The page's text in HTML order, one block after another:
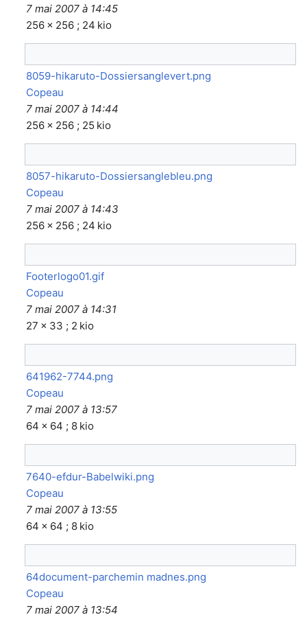
7 mai 2007 à 14:45
256 × 256 ; 24 kio
8059-hikaruto-Dossiersanglevert.png
Copeau
7 mai 2007 à 14:44
256 × 256 ; 25 kio
8057-hikaruto-Dossiersanglebleu.png
Copeau
7 mai 2007 à 14:43
256 × 256 ; 24 kio
Footerlogo01.gif
Copeau
7 mai 2007 à 14:31
27 × 33 ; 2 kio
641962-7744.png
Copeau
7 mai 2007 à 13:57
64 × 64 ; 8 kio
7640-efdur-Babelwiki.png
Copeau
7 mai 2007 à 13:55
64 × 64 ; 8 kio
64document-parchemin madnes.png
Copeau
7 mai 2007 à 13:54